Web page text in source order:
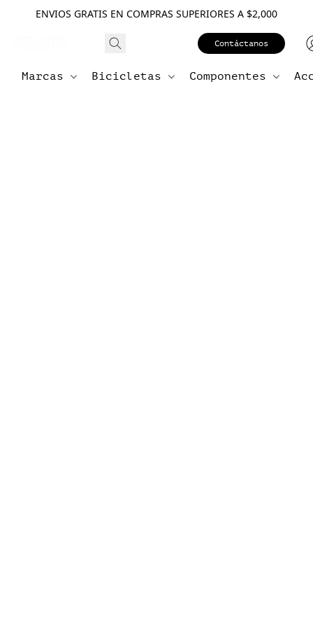
ENVIOS GRATIS EN COMPRAS SUPERIORES A $2,000
Contáctanos
Marcas Bicicletas Componentes